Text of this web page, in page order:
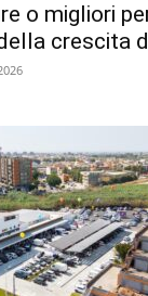
o migliori
crescita